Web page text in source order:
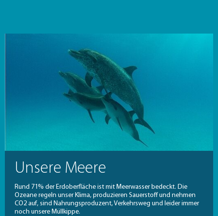
Unsere Meere
Rund 71% der Erdoberfläche ist mit Meerwasser bedeckt. Die
Ozeane regeln unser Klima, produzieren Sauerstoff und nehmen
CO2 auf, sind Nahrungsproduzent, Verkehrsweg und leider immer
noch unsere Müllkippe.